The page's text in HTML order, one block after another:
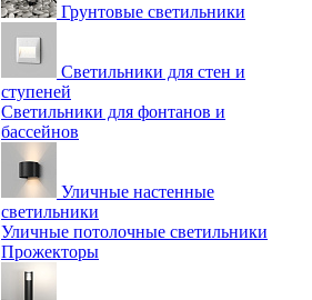
Грунтовые светильники
Светильники для стен и
ступеней
Светильники для фонтанов и
бассейнов
Уличные настенные
светильники
Уличные потолочные светильники
Прожекторы